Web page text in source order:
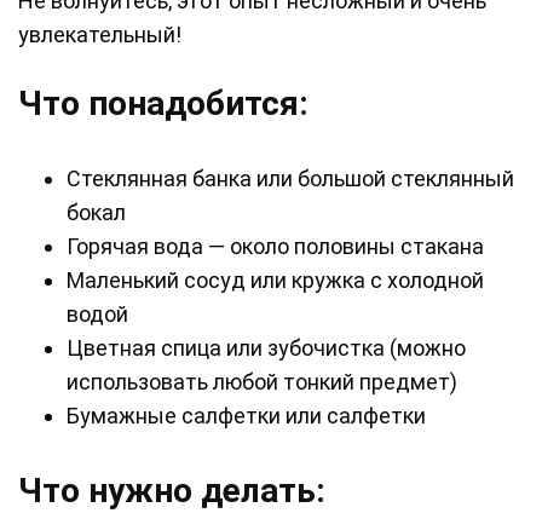
увлекательный!
Что понадобится:
Стеклянная банка или большой стеклянный
бокал
Горячая вода — около половины стакана
Маленький сосуд или кружка с холодной
водой
Цветная спица или зубочистка (можно
использовать любой тонкий предмет)
Бумажные салфетки или салфетки
Что нужно делать: